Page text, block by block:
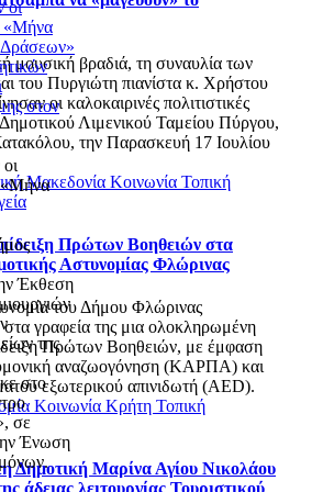
μουσική βραδιά, τη συναυλία των
του Πυργιώτη πιανίστα κ. Χρήστου
οι καλοκαιρινές πολιτιστικές
Λιμενικού Ταμείου Πύργου,
την Παρασκευή 17 Ιουλίου
Μακεδονία Κοινωνία Τοπική
Πρώτων Βοηθειών στα
Αστυνομίας Φλώρινας
του Δήμου Φλώρινας
γραφεία της μια ολοκληρωμένη
Πρώτων Βοηθειών, με έμφαση
αναζωογόνηση (ΚΑΡΠΑ) και
εξωτερικού απινιδωτή (AED).
Κοινωνία Κρήτη Τοπική
Δημοτική Μαρίνα Αγίου Νικολάου
οι
«Μήνα
Δράσεων»
στον
«Μήνα
Έκθεση
της
στο
σε
Ένωση